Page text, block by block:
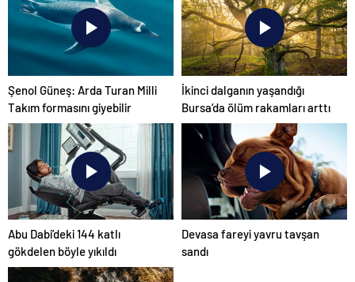
Şenol Güneş: Arda Turan Milli
Takım formasını giyebilir
İkinci dalganın yaşandığı
Bursa’da ölüm rakamları arttı
Abu Dabi’deki 144 katlı
gökdelen böyle yıkıldı
Devasa fareyi yavru tavşan
sandı